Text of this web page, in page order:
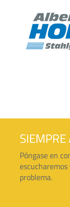
SIEMPRE
Póngase en
problema.